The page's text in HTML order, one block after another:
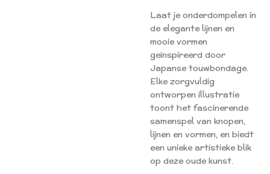
Laat je onderdompelen in
de elegante lijnen en
mooie vormen
geïnspireerd door
Japanse touwbondage.
Elke zorgvuldig
ontworpen illustratie
toont het fascinerende
samenspel van knopen,
lijnen en vormen, en biedt
een unieke artistieke blik
op deze oude kunst.